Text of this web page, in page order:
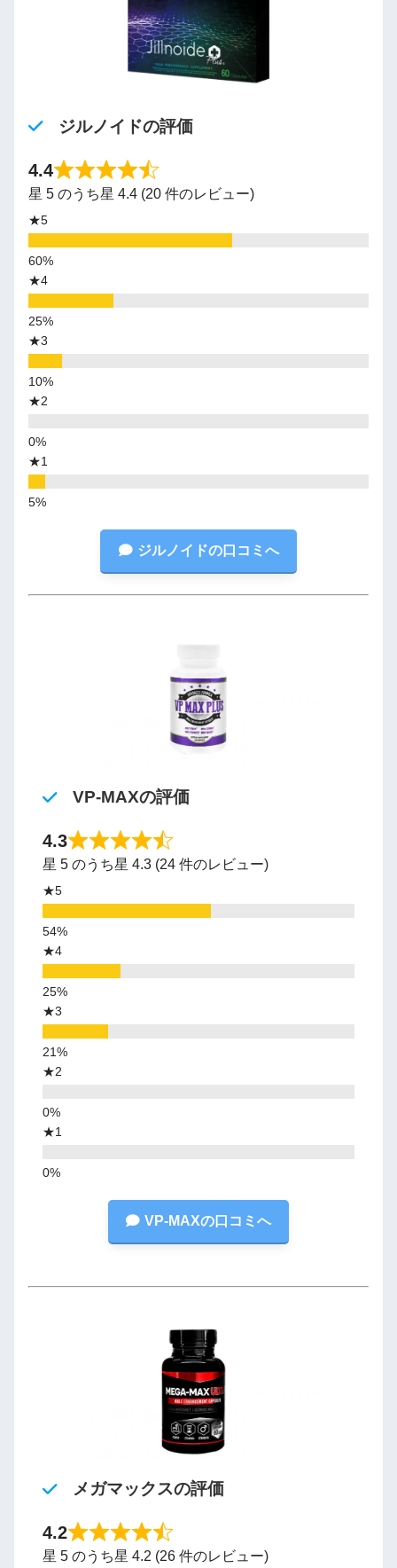
ジルノイドの評価
4.4
星 5 のうち星 4.4 (20 件のレビュー)
★5
★4
★3
★2
★1
ジルノイドの口コミへ
VP-MAXの評価
4.3
星 5 のうち星 4.3 (24 件のレビュー)
★5
★4
★3
★2
★1
VP-MAXの口コミへ
メガマックスの評価
4.2
星 5 のうち星 4.2 (26 件のレビュー)